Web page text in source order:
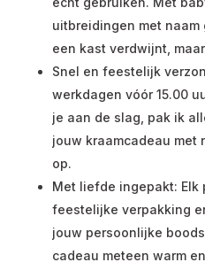
uitbreidingen met
een kast verdwijnt,
Snel en feestelijk
werkdagen vóór 15.00
je aan de slag, pak ik
jouw kraamcadeau met
op.
Met liefde ingepakt: Elk
feestelijke verpakking
jouw persoonlijke
cadeau meteen warm